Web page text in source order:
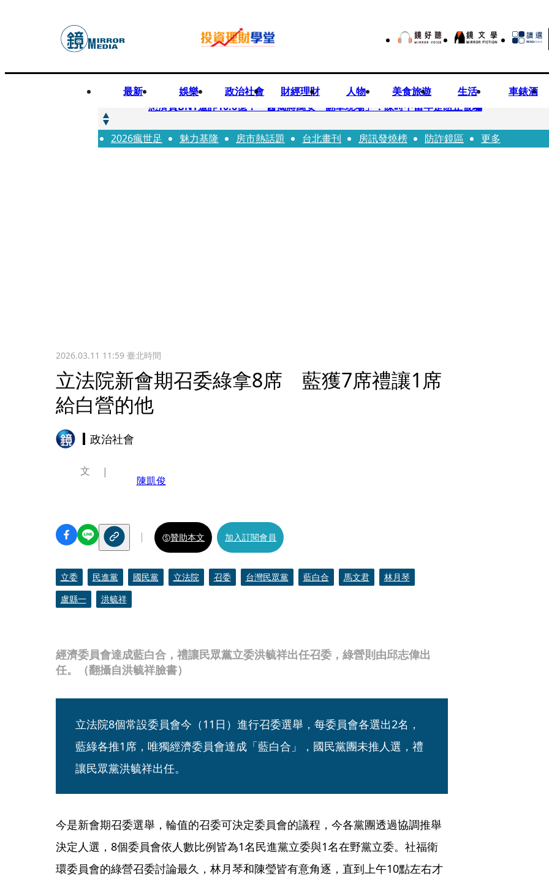
最新 娛樂 政治社會 財經理財 人物 美食旅遊 生活 車錶酒
快訊
慈濟買BNT遭詐10.6億！ 醫揭蔣萬安「翻車現場」：陳時中當年是阻止被騙
快訊
慈濟挨詐十億／跟陳時中道歉？ 蔣萬安嗆：當時政府買夠疫苗民間就不用採購
2026瘋世足 魅力基隆 房市熱話題 台北畫刊 房訊發燒榜 防詐鏡區 更多
2026.03.11 11:59臺北時間
立法院新會期召委綠拿8席 藍獲7席禮讓1席
給白營的他
政治社會
經濟委員會達成藍白合，禮讓民眾黨立委洪毓祥出任召委，綠營則由邱志偉出
任。（翻攝自洪毓祥臉書）
文
陳凱俊
贊助本文 加入訂閱會員
立委 民進黨 國民黨 立法院 召委 台灣民眾黨 藍白合 馬文君
林月琴
盧縣一
洪毓祥
立法院8個常設委員會今（11日）進行召委選舉，每委員會各選出2名，
藍綠各推1席，唯獨經濟委員會達成「藍白合」，國民黨團未推人選，禮
讓民眾黨洪毓祥出任。
今是新會期召委選舉，輪值的召委可決定委員會的議程，今各黨團透過協調推舉
決定人選，8個委員會依人數比例皆為1名民進黨立委與1名在野黨立委。社福衛
環委員會的綠營召委討論最久，林月琴和陳瑩皆有意角逐，直到上午10點左右才